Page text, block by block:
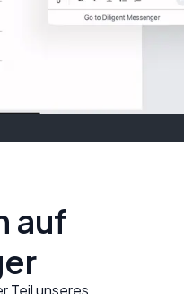
auf
Teil unseres